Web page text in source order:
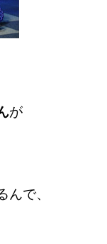
が
で、